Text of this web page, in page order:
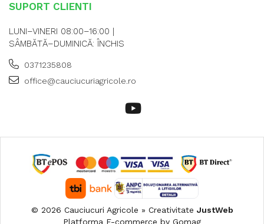
SUPORT CLIENTI
LUNI–VINERI 08:00–16:00 |
SÂMBĂTĂ–DUMINICĂ: ÎNCHIS
0371235808
office@cauciucuriagricole.ro
© 2026 Cauciucuri Agricole » Creativitate JustWeb
Platforma E-commerce by Gomag